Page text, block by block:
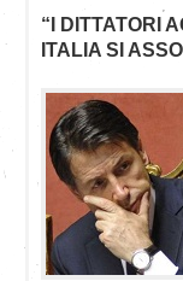
“I DITTATORI
ITALIA SI